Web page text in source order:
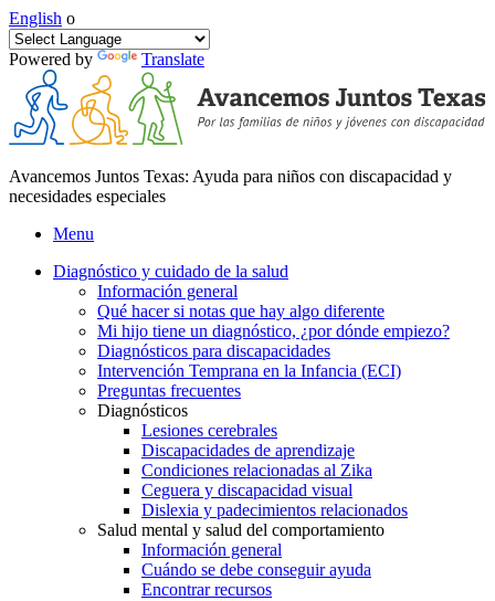
English o
Powered by Translate
Avancemos Juntos Texas: Ayuda para niños con discapacidad y
necesidades especiales
Menu
Diagnóstico y cuidado de la salud
Información general
Qué hacer si notas que hay algo diferente
Mi hijo tiene un diagnóstico, ¿por dónde empiezo?
Diagnósticos para discapacidades
Intervención Temprana en la Infancia (ECI)
Preguntas frecuentes
Diagnósticos
Lesiones cerebrales
Discapacidades de aprendizaje
Condiciones relacionadas al Zika
Ceguera y discapacidad visual
Dislexia y padecimientos relacionados
Salud mental y salud del comportamiento
Información general
Cuándo se debe conseguir ayuda
Encontrar recursos